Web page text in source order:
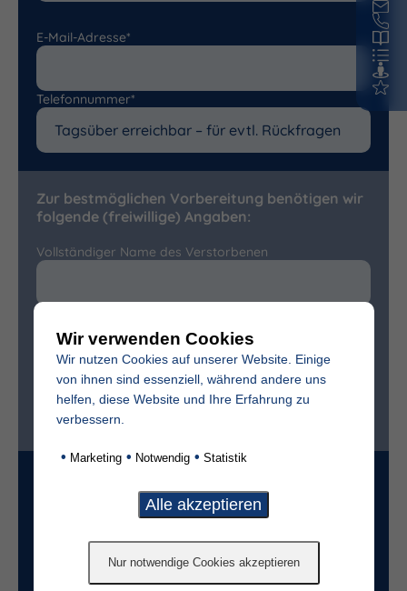
E-Mail-Adresse*
Telefonnummer*
Zur bestmöglichen Vorbereitung benötigen wir
folgende (freiwillige) Angaben:
Vollständiger Name des Verstorbenen
Ist der Friedhof im selben Ort?*
ja
nein
Freifeld für evtl. Anmerkungen
Wir verwenden Cookies
Wir nutzen Cookies auf unserer Website. Einige
von ihnen sind essenziell, während andere uns
helfen, diese Website und Ihre Erfahrung zu
verbessern.
• Marketing • Notwendig • Statistik